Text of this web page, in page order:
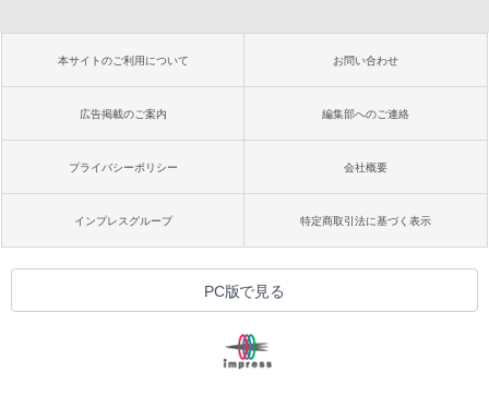
本サイトのご利用について お問い合わせ
広告掲載のご案内 編集部へのご連絡
プライバシーポリシー 会社概要
インプレスグループ 特定商取引法に基づく表示
PC版で見る